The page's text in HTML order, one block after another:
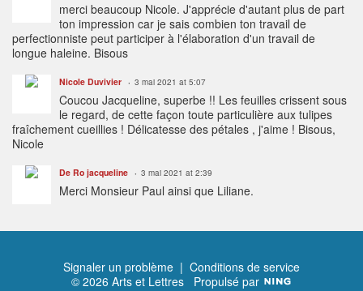
merci beaucoup Nicole. J'apprécie d'autant plus de part
ton impression car je sais combien ton travail de
perfectionniste peut participer à l'élaboration d'un travail de
longue haleine. Bisous
Nicole Duvivier 3 mai 2021 at 5:07
Coucou Jacqueline, superbe !! Les feuilles crissent sous
le regard, de cette façon toute particulière aux tulipes
fraîchement cueillies ! Délicatesse des pétales , j'aime ! Bisous,
Nicole
De Ro jacqueline 3 mai 2021 at 2:39
Merci Monsieur Paul ainsi que Liliane.
Signaler un problème | Conditions de service
© 2026 Arts et Lettres Propulsé par